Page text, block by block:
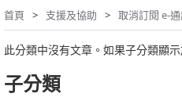
首頁 支援及協助 取消訂閱 e-
此分類中沒有文章。如果子分類顯
子分類